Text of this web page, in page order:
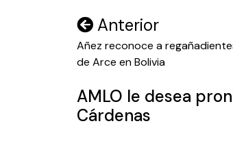
Navegación
de
Anterior
Añez reconoce a
de Arce en Bolivia
AMLO le desea
Cárdenas